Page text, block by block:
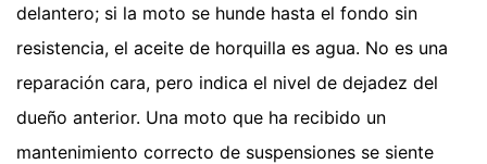
delantero; si la moto se hunde hasta el fondo sin
resistencia, el aceite de horquilla es agua. No es una
reparación cara, pero indica el nivel de dejadez del
dueño anterior. Una moto que ha recibido un
mantenimiento correcto de suspensiones se siente